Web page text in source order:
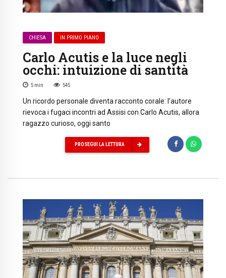
CHIESA IN PRIMO PIANO
Carlo Acutis e la luce negli
occhi: intuizione di santità
5 min 545
Un ricordo personale diventa racconto corale: l’autore
rievoca i fugaci incontri ad Assisi con Carlo Acutis, allora
ragazzo curioso, oggi santo
PROSEGUI LA LETTURA